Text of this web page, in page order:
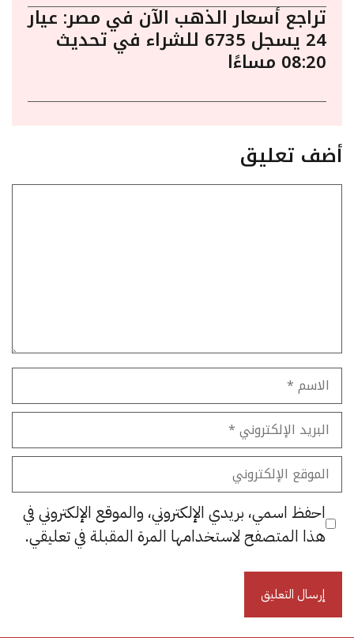
تراجع أسعار الذهب الآن في مصر: عيار
24 يسجل 6735 للشراء في تحديث
08:20 مساءًا
أضف تعليق
الاسم
البريد
الإلكتروني
الموقع
الإلكتروني
احفظ اسمي، بريدي الإلكتروني، والموقع الإلكتروني في
هذا المتصفح لاستخدامها المرة المقبلة في تعليقي.